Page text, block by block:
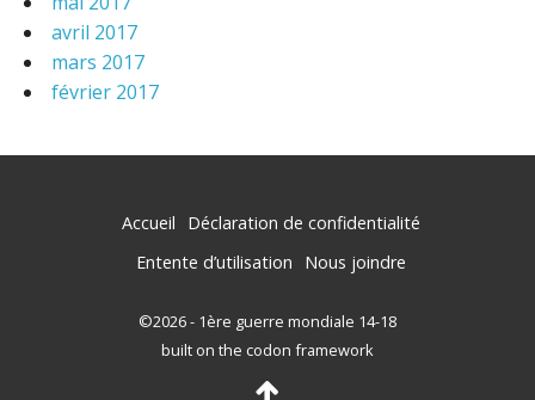
avril 2017
mars 2017
février 2017
Accueil
Déclaration de confidentialité
Entente d’utilisation
Nous joindre
©2026 - 1ère guerre mondiale 14-18
built on the codon framework